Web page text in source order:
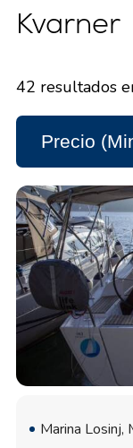
Kvarner
42 resultados
Marina Losinj,